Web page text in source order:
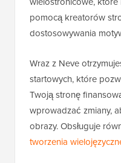
pomocą kreatorów
dostosowywania
Wraz z Neve
startowych, które
Twoją stronę
wprowadzać zmiany,
obrazy. Obsługuje
tworzenia